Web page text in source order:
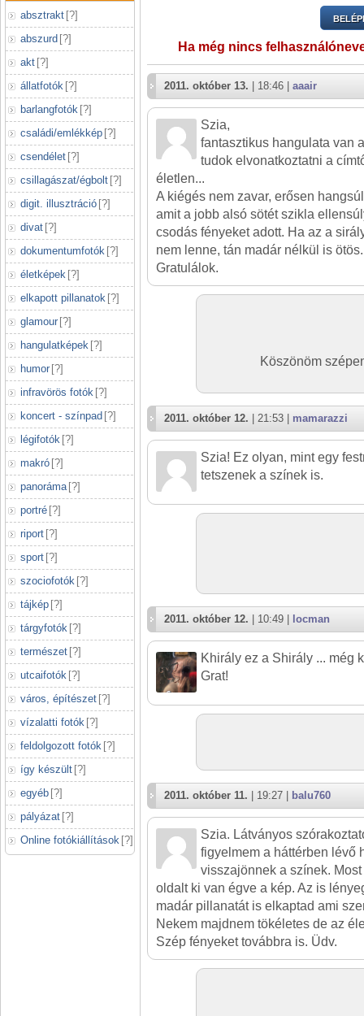
absztrakt [?]
abszurd [?]
akt [?]
állatfotók [?]
barlangfotók [?]
családi/emlékkép [?]
csendélet [?]
csillagászat/égbolt [?]
digit. illusztráció [?]
divat [?]
dokumentumfotók [?]
életképek [?]
elkapott pillanatok [?]
glamour [?]
hangulatképek [?]
humor [?]
infravörös fotók [?]
koncert - színpad [?]
légifotók [?]
makró [?]
panoráma [?]
portré [?]
riport [?]
sport [?]
szociofotók [?]
tájkép [?]
tárgyfotók [?]
természet [?]
utcaifotók [?]
város, építészet [?]
vízalatti fotók [?]
feldolgozott fotók [?]
így készült [?]
egyéb [?]
pályázat [?]
Online fotókiállítások [?]
Ha még nincs
2011. október 13. | 18:46 | aaair
Szia,
fantasztikus hangulata van
tudok elvonatkoztatni a
életlen...
A kiégés nem zavar, erősen
amit a jobb alsó sötét szikla
csodás fényeket adott. Ha az a
nem lenne, tán madár nélkül is ötös.
Gratulálok.
Köszönöm
2011. október 12. | 21:53 | mamarazzi
Szia! Ez olyan, mint egy
tetszenek a színek is.
2011. október 12. | 10:49 | locman
Khirály ez a Shirály ... még
Grat!
2011. október 11. | 19:27 | balu760
Szia. Látványos
figyelmem a háttérben lévő
visszajönnek a színek.
oldalt ki van égve a kép. Az is
madár pillanatát is elkaptad ami
Nekem majdnem tökéletes de az
Szép fényeket továbbra is. Üdv.